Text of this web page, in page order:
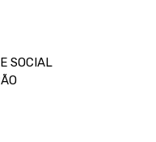
SOCIAL